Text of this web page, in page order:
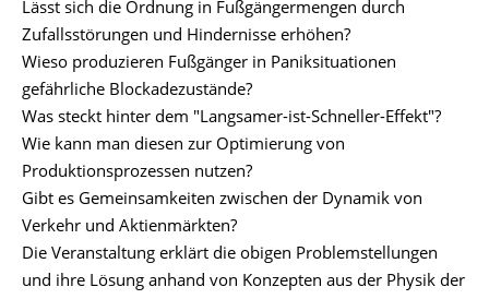
Lässt sich die Ordnung in Fußgängermengen durch
Zufallsstörungen und Hindernisse erhöhen?
Wieso produzieren Fußgänger in Paniksituationen
gefährliche Blockadezustände?
Was steckt hinter dem "Langsamer-ist-Schneller-Effekt"?
Wie kann man diesen zur Optimierung von
Produktionsprozessen nutzen?
Gibt es Gemeinsamkeiten zwischen der Dynamik von
Verkehr und Aktienmärkten?
Die Veranstaltung erklärt die obigen Problemstellungen
und ihre Lösung anhand von Konzepten aus der Physik der